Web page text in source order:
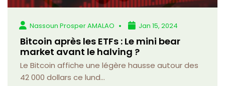
Nassoun Prosper AMALAO Jan 15, 2024
Bitcoin après les ETFs : Le mini bear
market avant le halving ?
Le Bitcoin affiche une légère hausse autour des
42 000 dollars ce lund...